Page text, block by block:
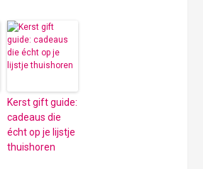
Kerst gift guide:
cadeaus die
écht op je lijstje
thuishoren